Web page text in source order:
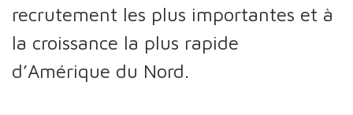
recrutement les plus importantes et à
la croissance la plus rapide
d’Amérique du Nord.